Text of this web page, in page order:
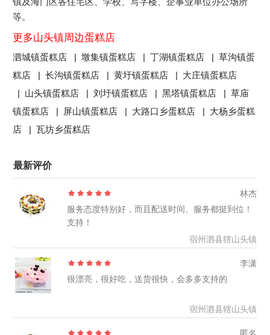
等。
更多山头镇周边蛋糕店
泗城镇蛋糕店 |墩集镇蛋糕店 |丁湖镇蛋糕店 |草沟镇蛋
糕店 |长沟镇蛋糕店 |黄圩镇蛋糕店 | 大庄镇蛋糕店
| 山头镇蛋糕店 |刘圩镇蛋糕店 |黑塔镇蛋糕店 |草庙
镇蛋糕店 |
屏山镇蛋糕店 | 大路口乡蛋糕店 | 大杨乡蛋糕
店 |瓦坊乡蛋糕店
最新评价
林杰
服务态度特别好，而且配送时间、服务都挺到位！
支持！
宿州泗县辖山头镇
李潇
很漂亮，很好吃，送货很快，会多多支持的
宿州泗县辖山头镇
匿名